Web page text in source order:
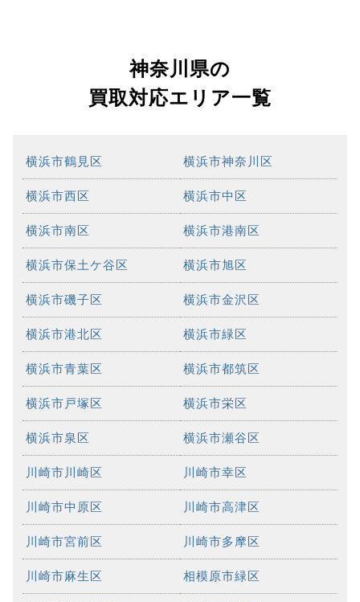
神奈川県の
買取対応エリア一覧
横浜市鶴見区 横浜市神奈川区
横浜市西区 横浜市中区
横浜市南区 横浜市港南区
横浜市保土ケ谷区 横浜市旭区
横浜市磯子区 横浜市金沢区
横浜市港北区 横浜市緑区
横浜市青葉区 横浜市都筑区
横浜市戸塚区 横浜市栄区
横浜市泉区 横浜市瀬谷区
川崎市川崎区 川崎市幸区
川崎市中原区 川崎市高津区
川崎市宮前区 川崎市多摩区
川崎市麻生区 相模原市緑区